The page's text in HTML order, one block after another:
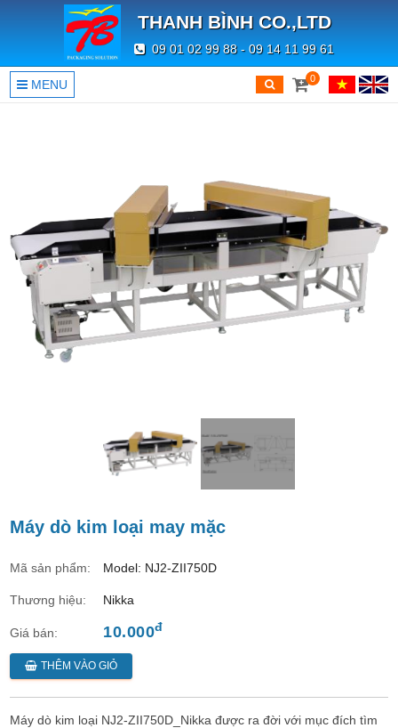
THANH BÌNH CO.,LTD
09 01 02 99 88 - 09 14 11 99 61
MENU 0
Máy dò kim loại may mặc
Mã sản phẩm: Model: NJ2-ZII750D
Thương hiệu: Nikka
Giá bán: 10.000đ
THÊM VÀO GIỎ
Máy dò kim loại NJ2-ZII750D_Nikka được ra đời với mục đích tìm